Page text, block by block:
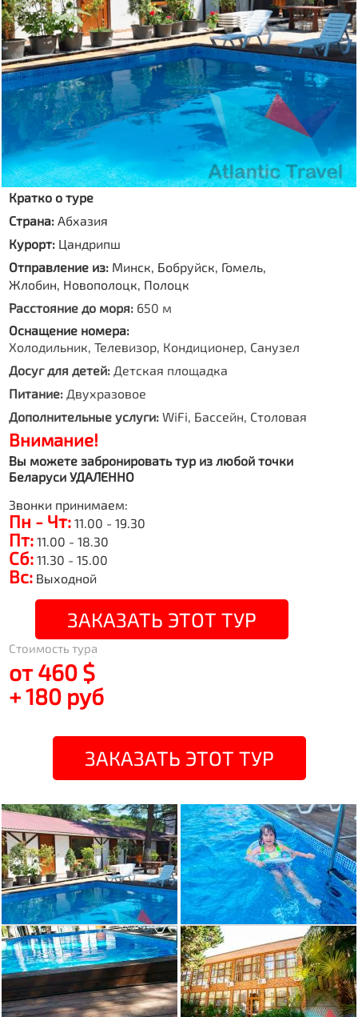
Кратко о туре
Страна:Абхазия
Курорт: Цандрипш
Отправление из: Минск, Бобруйск, Гомель,
Жлобин, Новополоцк, Полоцк
Расстояние до моря: 650 м
Оснащение номера:
Холодильник, Телевизор, Кондиционер, Санузел
Досуг для детей: Детская площадка
Питание: Двухразовое
Дополнительные услуги: WiFi, Бассейн, Столовая
Внимание!
Вы можете забронировать тур из любой точки
Беларуси УДАЛЕННО
Звонки принимаем:
Пн - Чт: 11.00 - 19.30
Пт: 11.00 - 18.30
Сб: 11.30 - 15.00
Вс: Выходной
ЗАКАЗАТЬ ЭТОТ ТУР
Стоимость тура
от 460 $
+ 180 руб
ЗАКАЗАТЬ ЭТОТ ТУР